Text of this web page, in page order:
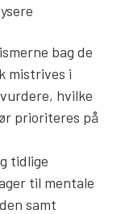
bag de
mistrives i
hvilke
prioriteres på
tidlige
til mentale
samt